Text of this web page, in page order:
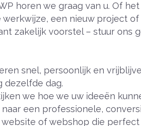
horen we graag van u. Of
werkwijze, een nieuw project of
zakelijk voorstel – stuur ons
snel, persoonlijk en
dezelfde dag.
we hoe we uw ideeën
een professionele,
of webshop die perfect